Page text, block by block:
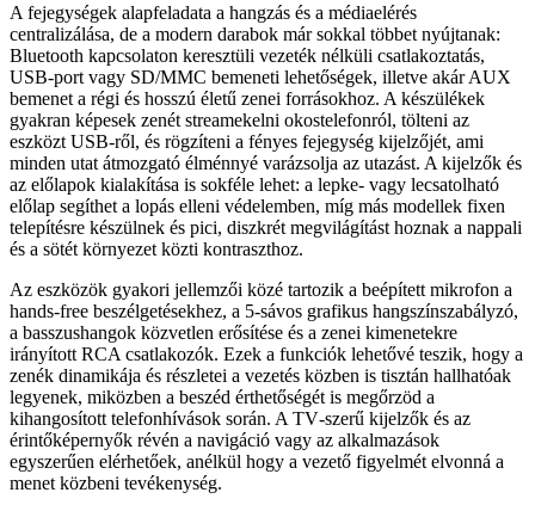
A fejegységek alapfeladata a hangzás és a médiaelérés
centralizálása, de a modern darabok már sokkal többet nyújtanak:
Bluetooth kapcsolaton keresztüli vezeték nélküli csatlakoztatás,
USB-port vagy SD/MMC bemeneti lehetőségek, illetve akár AUX
bemenet a régi és hosszú életű zenei forrásokhoz. A készülékek
gyakran képesek zenét streamekelni okostelefonról, tölteni az
eszközt USB-ről, és rögzíteni a fényes fejegység kijelzőjét, ami
minden utat átmozgató élménnyé varázsolja az utazást. A kijelzők és
az előlapok kialakítása is sokféle lehet: a lepke- vagy lecsatolható
előlap segíthet a lopás elleni védelemben, míg más modellek fixen
telepítésre készülnek és pici, diszkrét megvilágítást hoznak a nappali
és a sötét környezet közti kontraszthoz.
Az eszközök gyakori jellemzői közé tartozik a beépített mikrofon a
hands‑free beszélgetésekhez, a 5‑sávos grafikus hangszínszabályzó,
a basszushangok közvetlen erősítése és a zenei kimenetekre
irányított RCA csatlakozók. Ezek a funkciók lehetővé teszik, hogy a
zenék dinamikája és részletei a vezetés közben is tisztán hallhatóak
legyenek, miközben a beszéd érthetőségét is megőrzöd a
kihangosított telefonhívások során. A TV‑szerű kijelzők és az
érintőképernyők révén a navigáció vagy az alkalmazások
egyszerűen elérhetőek, anélkül hogy a vezető figyelmét elvonná a
menet közbeni tevékenység.